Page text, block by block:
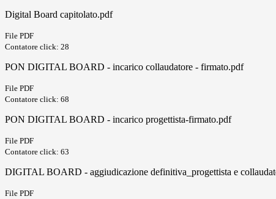
Digital Board capitolato.pdf
File PDF
Contatore click: 28
PON DIGITAL BOARD - incarico collaudatore - firmato.pdf
File PDF
Contatore click: 68
PON DIGITAL BOARD - incarico progettista-firmato.pdf
File PDF
Contatore click: 63
DIGITAL BOARD - aggiudicazione definitiva_progettista e
File PDF